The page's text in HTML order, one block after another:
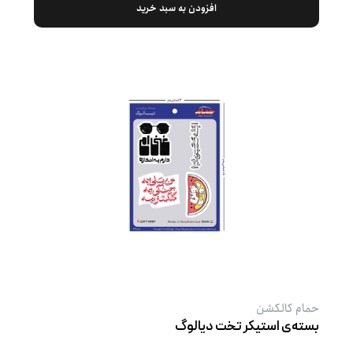
افزودن به سبد خرید
حمام کالکشن
بسته‌ی استیکر تخت دیالوگ